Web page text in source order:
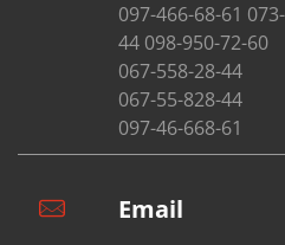
097-466-68-61
44 098-950-72-60
067-558-28-44
067-55-828-44
097-46-668-61
Email